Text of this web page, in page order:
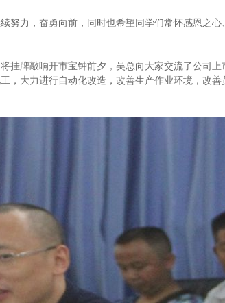
力，奋勇向前，同时也希望同学们常怀感恩之心
挂牌敲响开市宝钟前夕，吴总向大家交流了公司上
，大力进行自动化改造，改善生产作业环境，改善